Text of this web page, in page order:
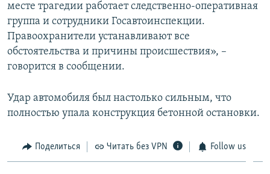
месте трагедии работает следственно-оперативная
группа и сотрудники Госавтоинспекции.
Правоохранители устанавливают все
обстоятельства и причины происшествия», –
говорится в сообщении.
Удар автомобиля был настолько сильным, что
полностью упала конструкция бетонной остановки.
Поделиться Читать без VPN Follow us